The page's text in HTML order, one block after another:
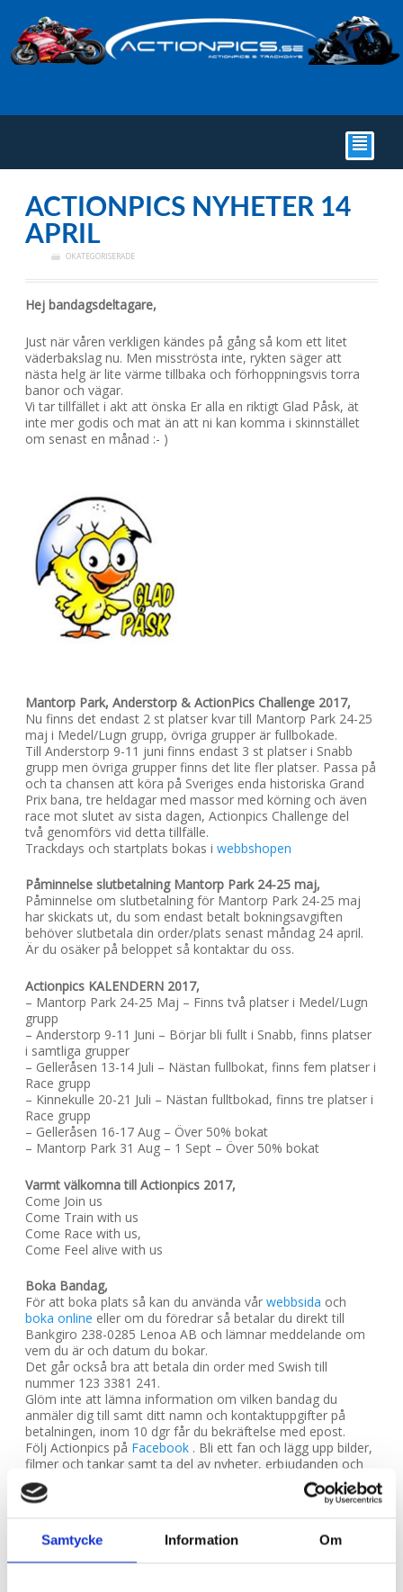
Samtycke Information Om
²
ACTIONPICS NYHETER 14
APRIL
OKATEGORISERADE
Hej bandagsdeltagare,
Just när våren verkligen kändes på gång så kom ett litet
väderbakslag nu. Men misströsta inte, rykten säger att
nästa helg är lite värme tillbaka och förhoppningsvis torra
banor och vägar.
Vi tar tillfället i akt att önska Er alla en riktigt Glad Påsk, ät
inte mer godis och mat än att ni kan komma i skinnstället
om senast en månad :- )
Mantorp Park, Anderstorp & ActionPics Challenge 2017,
Nu finns det endast 2 st platser kvar till Mantorp Park 24-25
maj i Medel/Lugn grupp, övriga grupper är fullbokade.
Till Anderstorp 9-11 juni finns endast 3 st platser i Snabb
grupp men övriga grupper finns det lite fler platser. Passa på
och ta chansen att köra på Sveriges enda historiska Grand
Prix bana, tre heldagar med massor med körning och även
race mot slutet av sista dagen, Actionpics Challenge del
två genomförs vid detta tillfälle.
Trackdays och startplats bokas iwebbshopen
Påminnelse slutbetalning Mantorp Park 24-25 maj,
Påminnelse om slutbetalning för Mantorp Park 24-25 maj
har skickats ut, du som endast betalt bokningsavgiften
behöver slutbetala din order/plats senast måndag 24 april.
Är du osäker på beloppet så kontaktar du oss.
Actionpics KALENDERN 2017,
– Mantorp Park 24-25 Maj – Finns två platser i Medel/Lugn
grupp
– Anderstorp 9-11 Juni – Börjar bli fullt i Snabb, finns platser
i samtliga grupper
– Gelleråsen 13-14 Juli – Nästan fullbokat, finns fem platser i
Race grupp
– Kinnekulle 20-21 Juli – Nästan fulltbokad, finns tre platser i
Race grupp
– Gelleråsen 16-17 Aug – Över 50% bokat
– Mantorp Park 31 Aug – 1 Sept – Över 50% bokat
Varmt välkomna till Actionpics 2017,
Come Join us
Come Train with us
Come Race with us,
Come Feel alive with us
Boka Bandag,
För att boka plats så kan du använda vårwebbsida och
boka online eller om du föredrar så betalar du direkt till
Bankgiro 238-0285 Lenoa AB och lämnar meddelande om
vem du är och datum du bokar.
Det går också bra att betala din order med Swish till
nummer 123 3381 241.
Glöm inte att lämna information om vilken bandag du
anmäler dig till samt ditt namn och kontaktuppgifter på
betalningen, inom 10 dgr får du bekräftelse med epost.
Följ Actionpics på Facebook . Bli ett fan och lägg upp bilder,
filmer och tankar samt ta del av nyheter, erbjudanden och
mycket mer!
Har du frågor så är du naturligtvis välkommen att kontakta
// Actionpics.se